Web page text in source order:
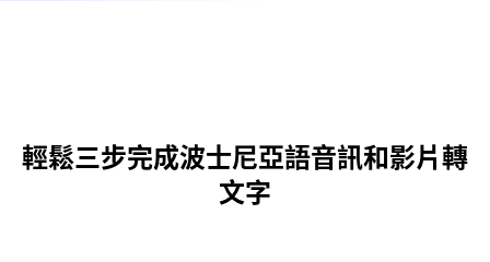
輕鬆三步完成波士尼亞語音訊和影片轉
文字